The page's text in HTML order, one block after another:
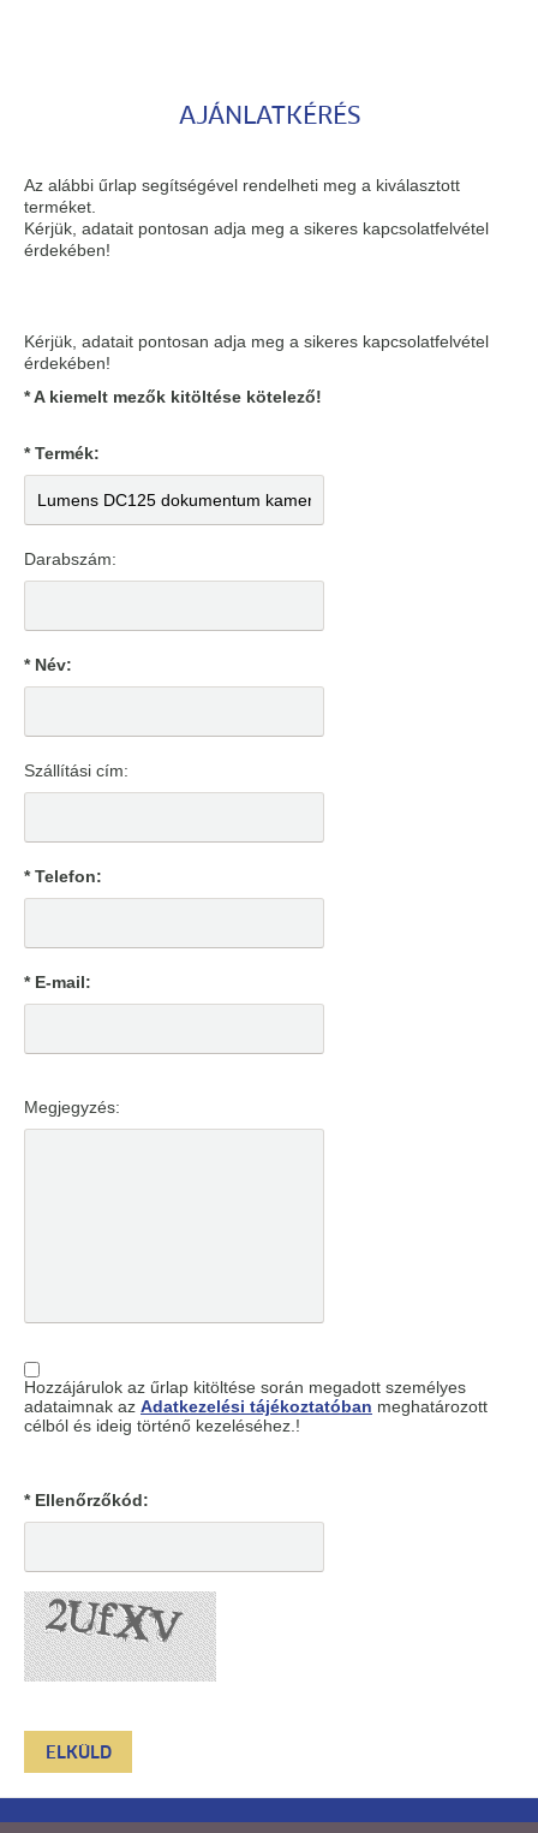
AJÁNLATKÉRÉS
Az alábbi űrlap segítségével rendelheti meg a kiválasztott
terméket.
Kérjük, adatait pontosan adja meg a sikeres kapcsolatfelvétel
érdekében!
Kérjük, adatait pontosan adja meg a sikeres kapcsolatfelvétel
érdekében!
* A kiemelt mezők kitöltése kötelező!
* Termék:
Darabszám:
* Név:
Szállítási cím:
* Telefon:
* E-mail:
Megjegyzés:
Hozzájárulok az űrlap kitöltése során megadott személyes
adataimnak az Adatkezelési tájékoztatóban meghatározott
célból és ideig történő kezeléséhez.!
* Ellenőrzőkód: